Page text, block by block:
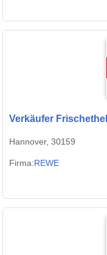
Verkäufer
Hannover, 30159
Firma:REWE